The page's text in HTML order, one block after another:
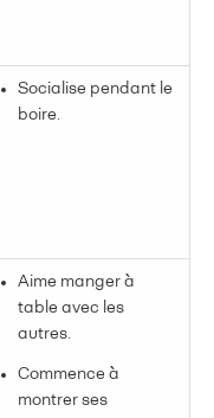
Socialise pendant le
boire.
Aime manger à
table avec les
autres.
Commence à
montrer ses